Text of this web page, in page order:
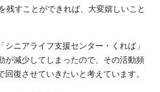
残すことができれば、大変嬉しいこと
シニアライフ支援センター・くれば」
が減少してしまったので、その活動頻
回復させていきたいと考えています。